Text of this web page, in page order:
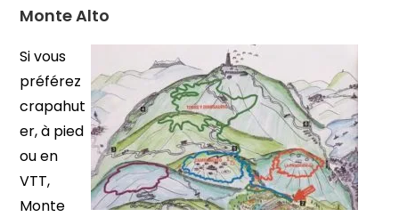
Monte Alto
Si vous
préférez
crapahut
er, à pied
ou en
VTT,
Monte